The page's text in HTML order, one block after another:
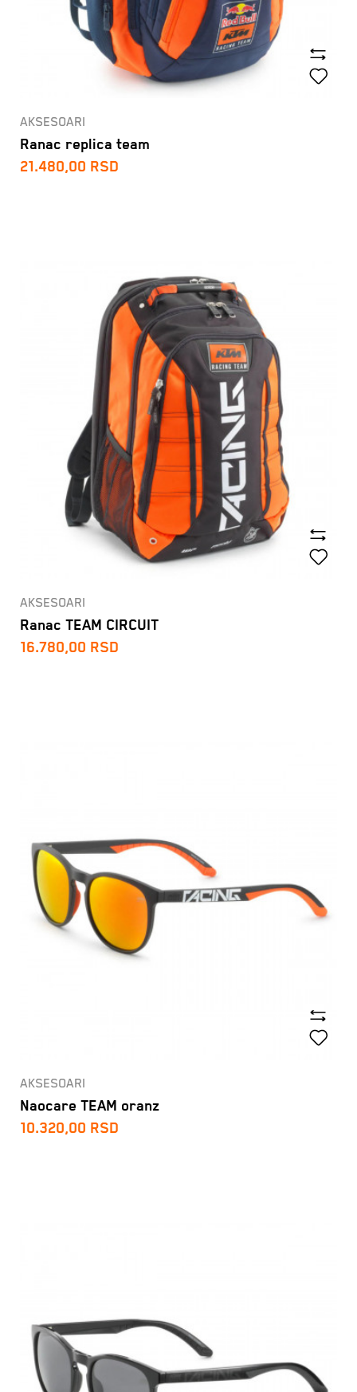
AKSESOARI
Ranac replica team
21.480,00 RSD
AKSESOARI
Ranac TEAM CIRCUIT
16.780,00 RSD
AKSESOARI
Naocare TEAM oranz
10.320,00 RSD